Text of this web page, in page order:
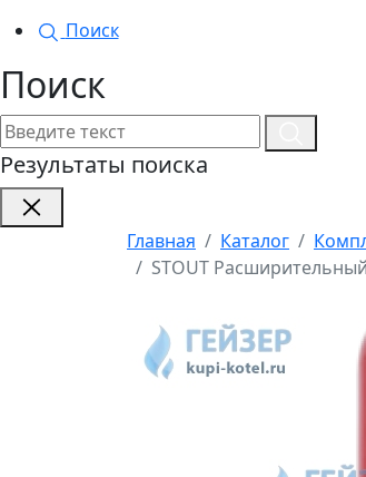
Поиск
Поиск
Результаты поиска
Главная Каталог
STOUT